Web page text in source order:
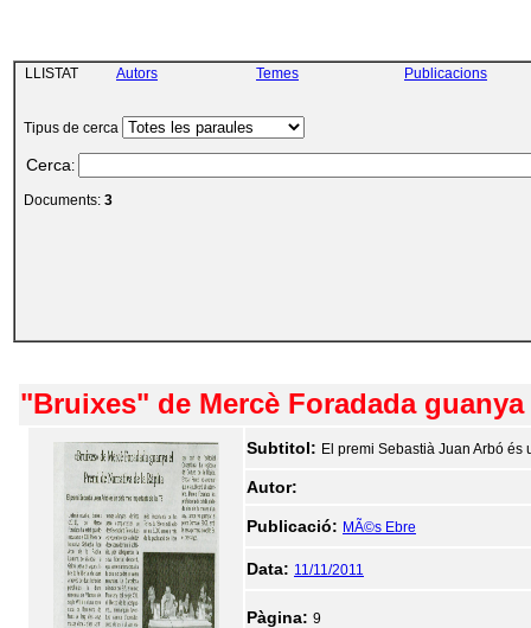
LLISTAT Autors Temes Publicacions
Tipus de cerca
Cerca:
Documents: 3
"Bruixes" de Mercè Foradada
Subtitol: El premi Sebastià Juan Arbó és
Autor:
Publicació: MÃ©s Ebre
Data: 11/11/2011
Pàgina: 9